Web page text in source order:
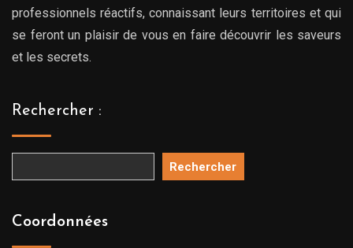
professionnels réactifs, connaissant leurs territoires et qui
se feront un plaisir de vous en faire découvrir les saveurs
et les secrets.
Rechercher :
Rechercher
Coordonnées